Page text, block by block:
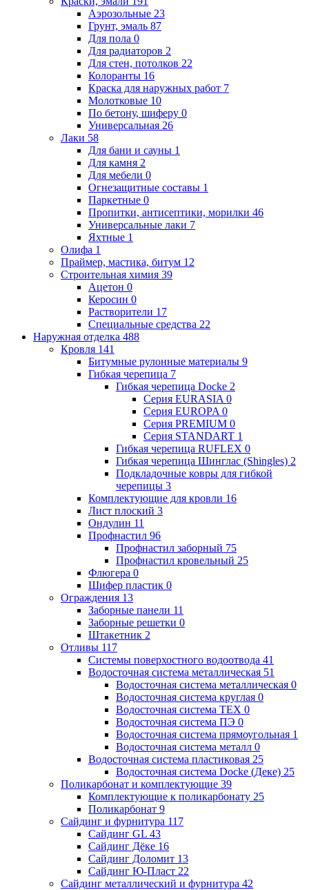
Аэрозольные 23
Грунт, эмаль 87
Для пола 0
Для радиаторов 2
Для стен, потолков 22
Колоранты 16
Краска для наружных работ 7
Молотковые 10
По бетону, шиферу 0
Универсальная 26
Лаки 58
Для бани и сауны 1
Для камня 2
Для мебели 0
Огнезащитные составы 1
Паркетные 0
Пропитки, антисептики, морилки 46
Универсальные лаки 7
Яхтные 1
Олифа 1
Праймер, мастика, битум 12
Строительная химия 39
Ацетон 0
Керосин 0
Растворители 17
Специальные средства 22
Наружная отделка 488
Кровля 141
Битумные рулонные материалы 9
Гибкая черепица 7
Гибкая черепица Docke 2
Серия EURASIA 0
Серия EUROPA 0
Серия PREMIUM 0
Серия STANDART 1
Гибкая черепица RUFLEX 0
Гибкая черепица Шинглас (Shingles) 2
Подкладочные ковры для гибкой
черепицы 3
Комплектующие для кровли 16
Лист плоский 3
Ондулин 11
Профнастил 96
Профнастил заборный 75
Профнастил кровельный 25
Флюгера 0
Шифер пластик 0
Ограждения 13
Заборные панели 11
Заборные решетки 0
Штакетник 2
Отливы 117
Системы поверхостного водоотвода 41
Водосточная система металлическая 51
Водосточная система металлическая 0
Водосточная система круглая 0
Водосточная система ТЕХ 0
Водосточная система ПЭ 0
Водосточная система прямоугольная 1
Водосточная система металл 0
Водосточная система пластиковая 25
Водосточная система Docke (Деке) 25
Поликарбонат и комплектующие 39
Комплектующие к поликарбонату 25
Поликарбонат 9
Сайдинг и фурнитура 117
Сайдинг GL 43
Сайдинг Дёке 16
Сайдинг Доломит 13
Сайдинг Ю-Пласт 22
Сайдинг металлический и фурнитура 42